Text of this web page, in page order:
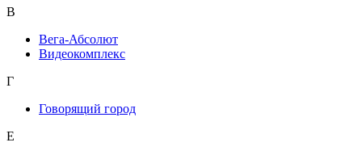
В
Вега-Абсолют
Видеокомплекс
Г
Говорящий город
Е